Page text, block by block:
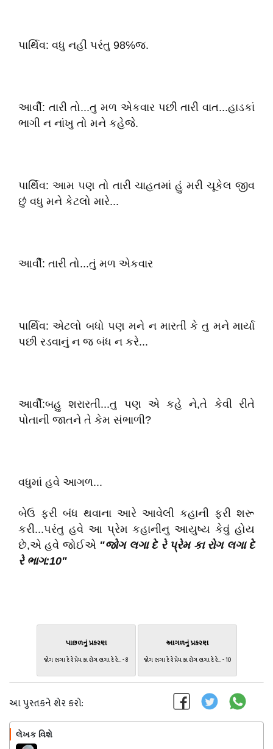
પાર્થિવ: વધુ નહીં પરંતુ 98℅જ.
આર્વી: તારી તો...તુ મળ એકવાર પછી તારી વાત...હાડકાં
ભાગી ન નાંખુ તો મને કહેજે.
પાર્થિવ: આમ પણ તો તારી ચાહતમાં હું મરી ચૂકેલ જીવ
છું વધુ મને કેટલો મારે...
આર્વી: તારી તો...તું મળ એકવાર
પાર્થિવ: એટલો બધો પણ મને ન મારતી કે તુ મને માર્યા
પછી રડવાનું ન જ બંધ ન કરે...
આર્વી:બહુ શરારતી...તુ પણ એ કહે ને,તે કેવી રીતે
પોતાની જાતને તે કેમ સંભાળી?
વધુમાં હવે આગળ...
બેઉ ફરી બંધ થવાના આરે આવેલી કહાની ફરી શરૂ
કરી...પરંતુ હવે આ પ્રેમ કહાનીનુ આયુષ્ય કેવું હોય
છે,એ હવે જોઈએ "જોગ લગા દે રે પ્રેમ કા રોગ લગા દે
રે ભાગ:10"
પાછળનું પ્રકરણ
જોગ લગા દે રે પ્રેમ કા રોગ લગા દે રે... - 8
આગળનું પ્રકરણ
જોગ લગા દે રે પ્રેમ કા રોગ લગા દે રે... - 10
આ પુસ્તકને શેર કરો:
લેખક વિશે